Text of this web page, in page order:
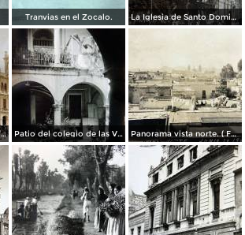
Tranvias en el Zocalo. La Iglesia de Santo Domingo.
Palacio Municipal por el fotografo Hugo Brehme.. Patio del colegio de las Vizcainas por el fotografo Hugo Brehme. Panorama vista norte. ( Fechada el 20 de Junio de 1905 ).